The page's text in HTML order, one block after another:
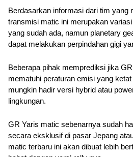
Berdasarkan informasi dari tim yang
transmisi matic ini merupakan
yang sudah ada, namun planetary
dapat melakukan perpindahan gigi
Beberapa pihak memprediksi jika
mematuhi peraturan emisi yang
mungkin hadir versi hybrid atau
lingkungan.
GR Yaris matic sebenarnya sudah
secara eksklusif di pasar Jepang
matic terbaru ini akan dibuat lebih